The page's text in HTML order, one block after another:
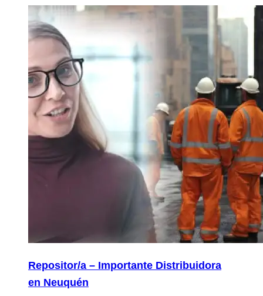
Repositor/a – Importante Distribuidora
en Neuquén